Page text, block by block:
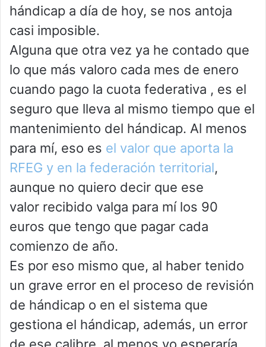
hándicap a día de hoy, se nos antoja
casi imposible.
Alguna que otra vez ya he contado que
lo que más valoro cada mes de enero
cuando pago la cuota federativa , es el
seguro que lleva al mismo tiempo que el
mantenimiento del hándicap. Al menos
para mí, eso es el valor que aporta la
RFEG y en la federación territorial,
aunque no quiero decir que ese
valor recibido valga para mí los 90
euros que tengo que pagar cada
comienzo de año.
Es por eso mismo que, al haber tenido
un grave error en el proceso de revisión
de hándicap o en el sistema que
gestiona el hándicap, además, un error